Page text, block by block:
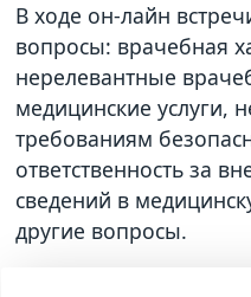
В ходе он-лайн
вопросы: врачебная
нерелевантные
медицинские услуги,
требованиям
ответственность за
сведений в
другие вопросы.